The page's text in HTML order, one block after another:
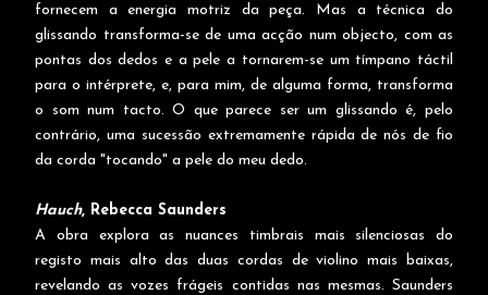
fornecem a energia motriz da peça. Mas a técnica do
glissando transforma-se de uma acção num objecto, com as
pontas dos dedos e a pele a tornarem-se um tímpano táctil
para o intérprete, e, para mim, de alguma forma, transforma
o som num tacto. O que parece ser um glissando é, pelo
contrário, uma sucessão extremamente rápida de nós de fio
da corda "tocando" a pele do meu dedo.
Hauch, Rebecca Saunders
A obra explora as nuances timbrais mais silenciosas do
registo mais alto das duas cordas de violino mais baixas,
revelando as vozes frágeis contidas nas mesmas. Saunders